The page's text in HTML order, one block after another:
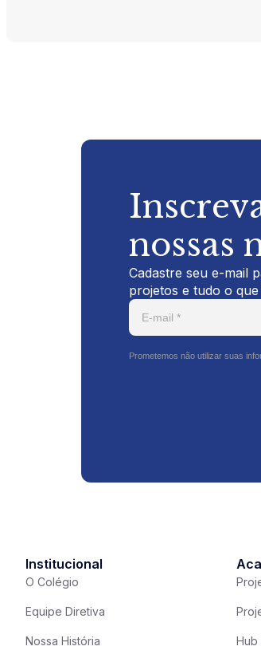
nossas
Cadastre seu e-mail
projetos e tudo o
Prometemos não utilizar suas
Institucional
O Colégio
Equipe Diretiva
Nossa História Hub